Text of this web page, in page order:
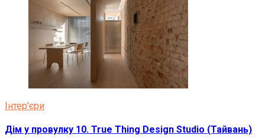
Інтер'єри
Дім у провулку 10. True Thing Design Studio (Тайвань)